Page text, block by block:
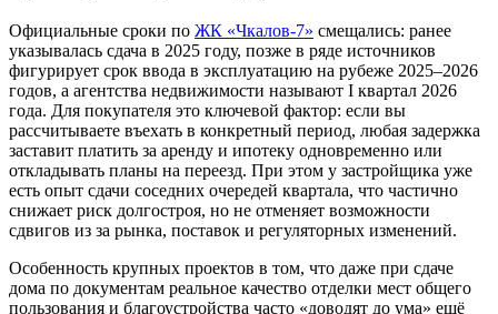
Официальные сроки по ЖК «Чкалов-7» смещались: ранее
указывалась сдача в 2025 году, позже в ряде источников
фигурирует срок ввода в эксплуатацию на рубеже 2025–2026
годов, а агентства недвижимости называют I квартал 2026
года. Для покупателя это ключевой фактор: если вы
рассчитываете въехать в конкретный период, любая задержка
заставит платить за аренду и ипотеку одновременно или
откладывать планы на переезд. При этом у застройщика уже
есть опыт сдачи соседних очередей квартала, что частично
снижает риск долгостроя, но не отменяет возможности
сдвигов из за рынка, поставок и регуляторных изменений.
Особенность крупных проектов в том, что даже при сдаче
дома по документам реальное качество отделки мест общего
пользования и благоустройства часто «доводят до ума» ещё